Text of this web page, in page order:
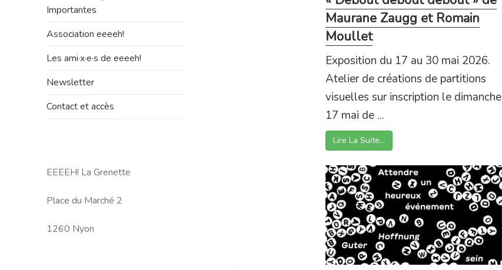
Importantes
Association eeeeh!
Les ami·x·e·s de eeeeh!
Newsletter
Contact et accès
EEEEH! La Grenette
Place du Marché 2
1260 Nyon
Maurane Zaugg et Romain
Moullet
Exposition du 17 au 30 mai 2026.
Atelier de créations de partitions
visuelles sur inscription le dimanche
17 mai de ...
Lire La Suite…